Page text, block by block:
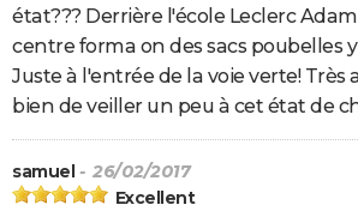
état??? Derrière l'école Leclerc
centre forma on des sacs poubelles
Juste à l'entrée de la voie verte! Très
bien de veiller un peu à cet état de
samuel - 26/02/2017
Excellent